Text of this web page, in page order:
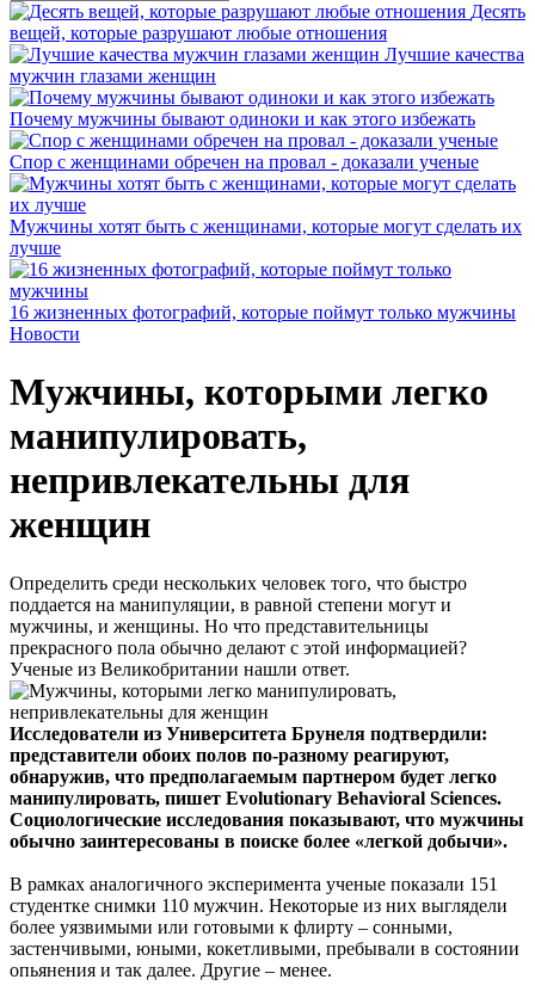
Десять
вещей, которые разрушают любые отношения
Лучшие качества
мужчин глазами женщин
Почему мужчины бывают одиноки и как этого избежать
Спор с женщинами обречен на провал - доказали ученые
Мужчины хотят быть с женщинами, которые могут сделать их
лучше
16 жизненных фотографий, которые поймут только мужчины
Новости
Мужчины, которыми легко
манипулировать,
непривлекательны для
женщин
Определить среди нескольких человек того, что быстро
поддается на манипуляции, в равной степени могут и
мужчины, и женщины. Но что представительницы
прекрасного пола обычно делают с этой информацией?
Ученые из Великобритании нашли ответ.
Исследователи из Университета Брунеля подтвердили:
представители обоих полов по-разному реагируют,
обнаружив, что предполагаемым партнером будет легко
манипулировать, пишет Evolutionary Behavioral Sciences.
Социологические исследования показывают, что мужчины
обычно заинтересованы в поиске более «легкой добычи».
В рамках аналогичного эксперимента ученые показали 151
студентке снимки 110 мужчин. Некоторые из них выглядели
более уязвимыми или готовыми к флирту – сонными,
застенчивыми, юными, кокетливыми, пребывали в состоянии
опьянения и так далее. Другие – менее.